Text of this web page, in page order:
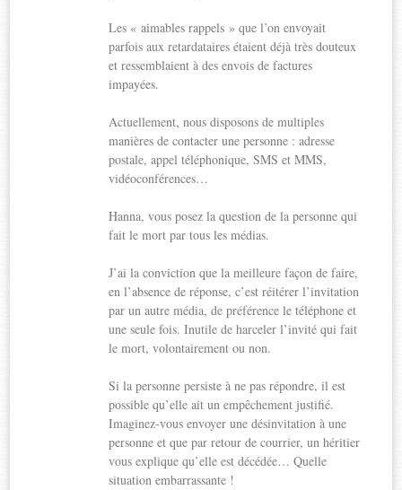
Les « aimables rappels » que l’on envoyait
parfois aux retardataires étaient déjà très douteux
et ressemblaient à des envois de factures
impayées.
Actuellement, nous disposons de multiples
manières de contacter une personne : adresse
postale, appel téléphonique, SMS et MMS,
vidéoconférences…
Hanna, vous posez la question de la personne qui
fait le mort par tous les médias.
J’ai la conviction que la meilleure façon de faire,
en l’absence de réponse, c’est réitérer l’invitation
par un autre média, de préférence le téléphone et
une seule fois. Inutile de harceler l’invité qui fait
le mort, volontairement ou non.
Si la personne persiste à ne pas répondre, il est
possible qu’elle ait un empêchement justifié.
Imaginez-vous envoyer une désinvitation à une
personne et que par retour de courrier, un héritier
vous explique qu’elle est décédée… Quelle
situation embarrassante !